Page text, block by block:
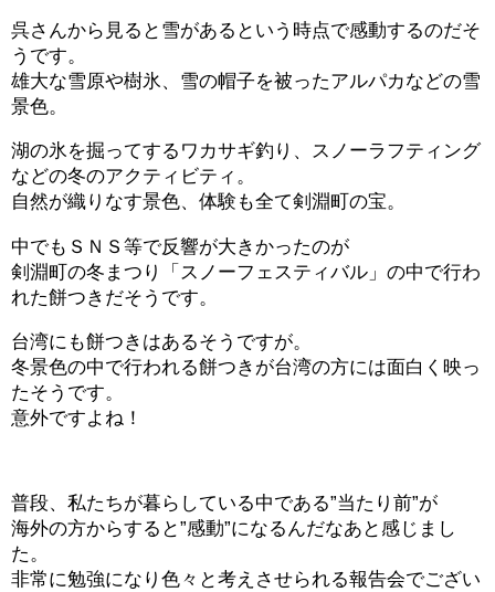
呉さんから見ると雪があるという時点で感動するのだそ
うです。
雄大な雪原や樹氷、雪の帽子を被ったアルパカなどの雪
景色。
湖の氷を掘ってするワカサギ釣り、スノーラフティング
などの冬のアクティビティ。
自然が織りなす景色、体験も全て剣淵町の宝。
中でもＳＮＳ等で反響が大きかったのが
剣淵町の冬まつり「スノーフェスティバル」の中で行わ
れた餅つきだそうです。
台湾にも餅つきはあるそうですが。
冬景色の中で行われる餅つきが台湾の方には面白く映っ
たそうです。
意外ですよね！
普段、私たちが暮らしている中である”当たり前”が
海外の方からすると”感動”になるんだなあと感じまし
た。
‍非常に勉強になり色々と考えさせられる報告会でござい